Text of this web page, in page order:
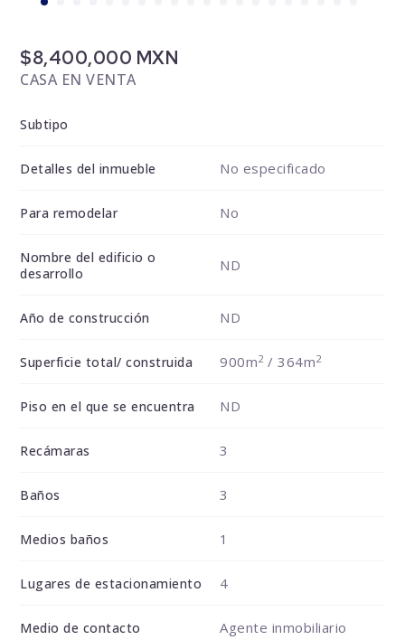
$8,400,000 MXN
CASA EN VENTA
Subtipo
Detalles del inmueble No especificado
Para remodelar No
Nombre del edificio o
desarrollo
ND
Año de construcción ND
Superficie total/ construida 900m2/ 364m2
Piso en el que se encuentra ND
Recámaras 3
Baños 3
Medios baños 1
Lugares de estacionamiento 4
Medio de contacto Agente inmobiliario